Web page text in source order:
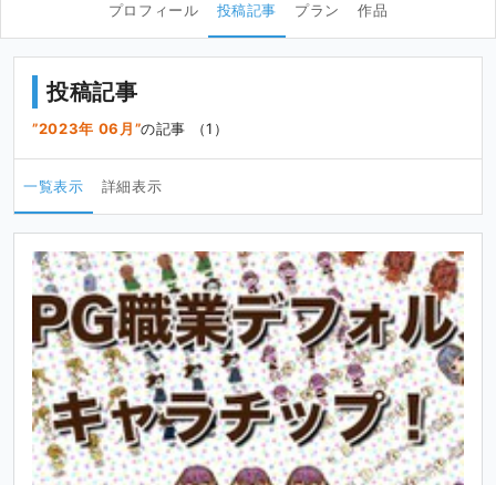
プロフィール 投稿記事 プラン 作品
投稿記事
2023年 06月 の記事 （1）
一覧表示 詳細表示